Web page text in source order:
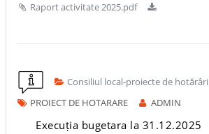
Raport activitate 2025.pdf
Consiliul local-proiecte de hotărâri
PROIECT DE HOTARARE
ADMIN
Execuția bugetara la 31.12.2025